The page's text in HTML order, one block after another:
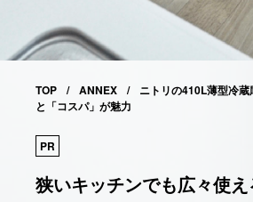
TOP ANNEX
ニトリの410L薄型冷蔵
と「コスパ」が魅力
PR
狭いキッチンでも広々使え